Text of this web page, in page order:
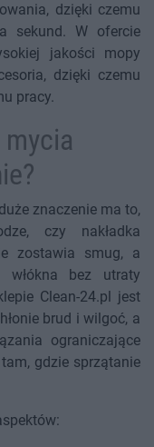
dzięki czemu
sekund. W ofercie
jakości mopy
dzięki czemu
pracy.
znaczenie ma to,
czy nakładka
zostawia smug, a
bez utraty
Clean-24.pl jest
brud i wilgoć, a
ograniczające
gdzie sprzątanie